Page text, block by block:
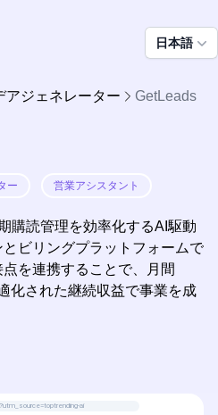
日本語
アジェネレーター GetLeads
ー 営業アシスタント
購読管理を効率化するAI駆動
ビリングプラットフォームで
を連携することで、月間
化された継続収益で事業を成
ai